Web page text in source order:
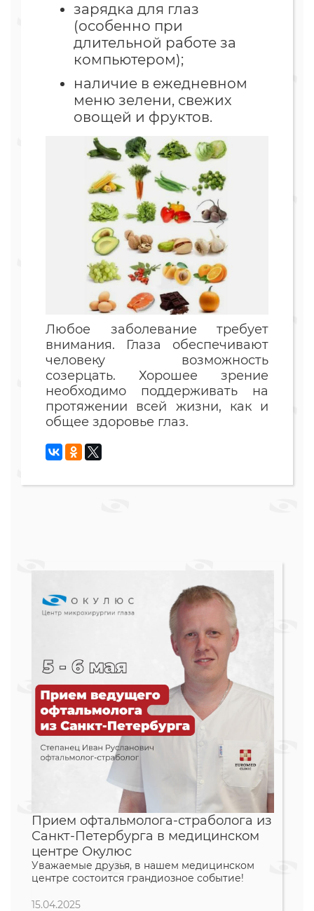
зарядка для глаз
(особенно при
длительной работе за
компьютером);
наличие в ежедневном
меню зелени, свежих
овощей и фруктов.
Любое заболевание требует
внимания. Глаза обеспечивают
человеку возможность
созерцать. Хорошее зрение
необходимо поддерживать на
протяжении всей жизни, как и
общее здоровье глаз.
Прием офтальмолога-страболога из
Санкт-Петербурга в медицинском
центре Окулюс
Уважаемые друзья, в нашем медицинском
центре состоится грандиозное событие!
15.04.2025